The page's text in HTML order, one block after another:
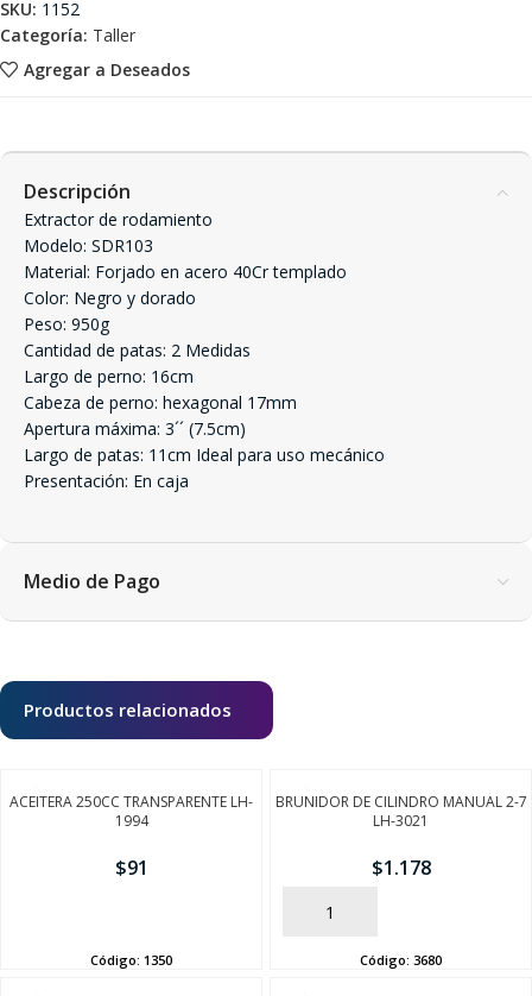
Agregar a Deseados
SKU: 1152
Categoría: Taller
Descripción
Extractor de rodamiento
Modelo: SDR103
Material: Forjado en acero 40Cr templado
Color: Negro y dorado
Peso: 950g
Cantidad de patas: 2 Medidas
Largo de perno: 16cm
Cabeza de perno: hexagonal 17mm
Apertura máxima: 3´´ (7.5cm)
Largo de patas: 11cm Ideal para uso mecánico
Presentación: En caja
Medio de Pago
Productos relacionados
ACEITERA 250CC TRANSPARENTE LH-
1994
$91
Código: 1350
BRUNIDOR DE CILINDRO MANUAL 2-7
LH-3021
$1.178
AÑADIR
Código: 3680